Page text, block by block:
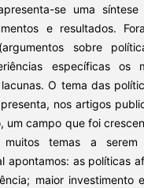
se uma
e resultados.
sobre
específicas os
O tema das
nos artigos
um campo que foi
muitos temas a serem
apontamos: as políticas
maior investimento